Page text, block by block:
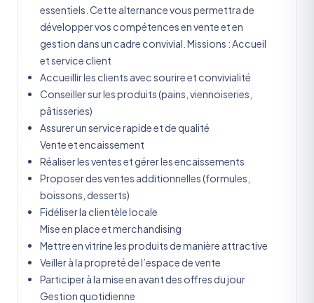
essentiels. Cette alternance vous permettra de
développer vos compétences en vente et en
gestion dans un cadre convivial. Missions : Accueil
et service client
Accueillir les clients avec sourire et convivialité
Conseiller sur les produits (pains, viennoiseries,
pâtisseries)
Assurer un service rapide et de qualité
Vente et encaissement
Réaliser les ventes et gérer les encaissements
Proposer des ventes additionnelles (formules,
boissons, desserts)
Fidéliser la clientèle locale
Mise en place et merchandising
Mettre en vitrine les produits de manière attractive
Veiller à la propreté de l’espace de vente
Participer à la mise en avant des offres du jour
Gestion quotidienne